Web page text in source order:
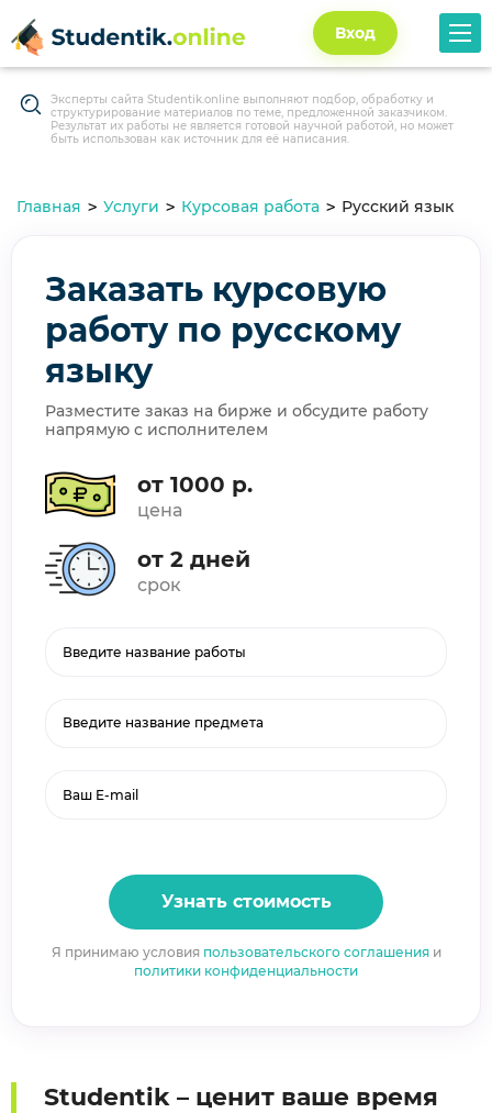
Вход
Эксперты сайта Studentik.online выполняют подбор, обработку и
структурирование материалов по теме, предложенной заказчиком.
Результат их работы не является готовой научной работой, но может
быть использован как источник для её написания.
Главная Услуги Курсовая работа Русский язык
Заказать курсовую
работу по русскому
языку
Разместите заказ на бирже и обсудите работу
напрямую с исполнителем
от 1000 р.
цена
от 2 дней
срок
Введите название предмета
Узнать стоимость
Я принимаю условия пользовательского соглашенияи
политики конфиденциальности
Studentik – ценит ваше время